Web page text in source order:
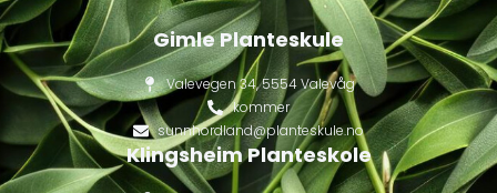
Gimle Planteskule
Valevegen 34, 5554 Valevåg
kommer
sunnhordland@planteskule.no
Klingsheim Planteskole